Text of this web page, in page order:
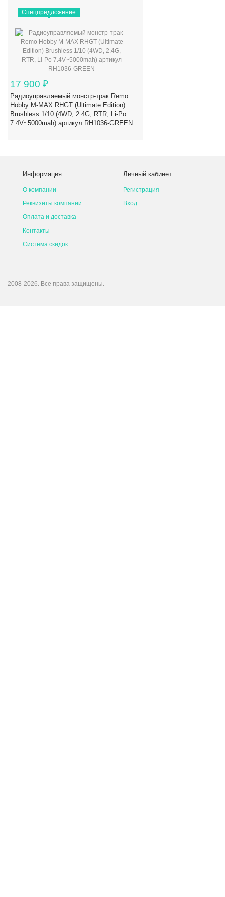
Спецпредложение
17 900 ₽
Радиоуправляемый монстр-трак Remo
Hobby M-MAX RHGT (Ultimate Edition)
Brushless 1/10 (4WD, 2.4G, RTR, Li-Po
7.4V~5000mah) артикул RH1036-GREEN
Информация
О компании
Реквизиты компании
Оплата и доставка
Контакты
Система скидок
Личный кабинет
Регистрация
Вход
2008-2026. Все права защищены.